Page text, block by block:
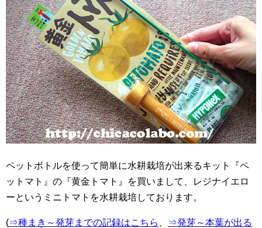
ペットボトルを使って簡単に水耕栽培が出来るキット『ペ
ットマト』の『黄金トマト』を買いまして、レジナイエロ
ーというミニトマトを水耕栽培しております。
(⇒種まき～発芽までの記録はこちら
⇒発芽～本葉が出る